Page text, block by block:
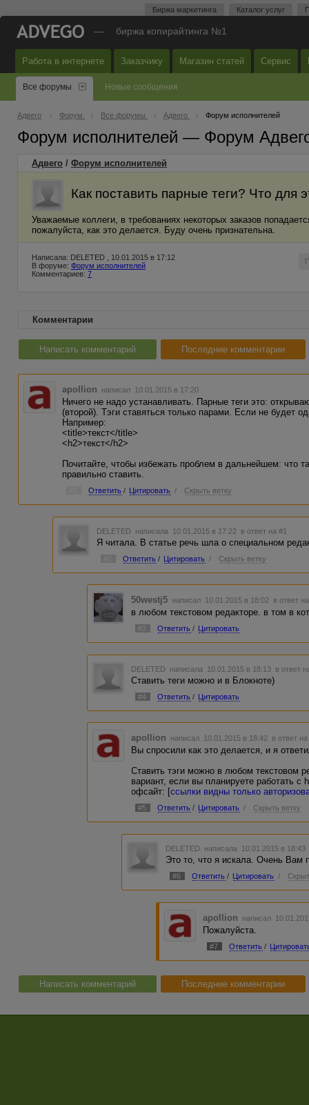
Биржа маркетинга Каталог услуг
— биржа копирайтинга №1
Работа в интернете Заказчику Магазин статей Сервис
Все форумы Новые сообщения
Адвего Форум Все форумы Адвего Форум исполнителей
Форум исполнителей — Форум
Адвего / Форум исполнителей
Как поставить парные теги? Что для
Уважаемые коллеги, в требованиях некоторых заказов
пожалуйста, как это делается. Буду очень признательна.
Написала: DELETED , 10.01.2015 в 17:12
В форуме: Форум исполнителей
Комментариев: 7
Комментарии
Написать комментарий Последние комментарии
apollion написал 10.01.2015 в 17:20
Ничего не надо устанавливать. Парные теги это:
(второй). Тэги ставяться только парами. Если не будет
Например:
<title>текст</title>
<h2>текст</h2>
Почитайте, чтобы избежать проблем в дальнейшем: что
правильно ставить.
Ответить / Цитировать / Скрыть ветку
DELETED написала 10.01.2015 в 17:22 в ответ на #1
Я читала. В статье речь шла о специальном
Ответить / Цитировать / Скрыть ветку
50westj5 написал 10.01.2015 в 18:02 в ответ
в любом текстовом редакторе. в том в
#3 Ответить / Цитировать
DELETED написала 10.01.2015 в 18:13 в ответ
Ставить теги можно и в Блокноте)
#4 Ответить / Цитировать
apollion написал 10.01.2015 в 18:42 в ответ
Вы спросили как это делается, и я
Ставить тэги можно в любом текстовом
вариант, если вы планируете работать с
офсайт: [ссылки видны только
#5 Ответить / Цитировать / Скрыть ветку
DELETED написала 10.01.2015 в
Это то, что я искала. Очень Вам
#6 Ответить / Цитировать /
apollion написал
Пожалуйста.
#7 Ответить /
Написать комментарий Последние комментарии